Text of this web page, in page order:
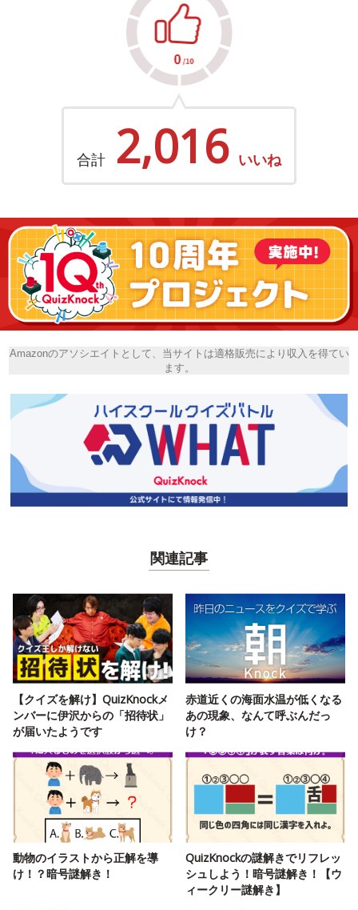
合計 2,016 いいね
Amazonのアソシエイトとして、当サイトは適格販売により収入を得てい
ます。
関連記事
【クイズを解け】QuizKnockメ
ンバーに伊沢からの「招待状」
が届いたようです
赤道近くの海面水温が低くなる
あの現象、なんて呼ぶんだっ
け？
動物のイラストから正解を導
け！？暗号謎解き！
QuizKnockの謎解きでリフレッ
シュしよう！暗号謎解き！【ウ
ィークリー謎解き】